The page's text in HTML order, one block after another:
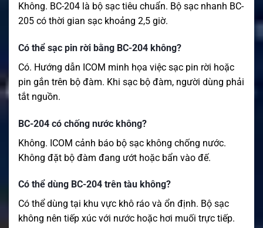
Không. BC-204 là bộ sạc tiêu chuẩn. Bộ sạc nhanh BC-
205 có thời gian sạc khoảng 2,5 giờ.
Có thể sạc pin rời bằng BC-204 không?
Có. Hướng dẫn ICOM minh họa việc sạc pin rời hoặc
pin gắn trên bộ đàm. Khi sạc bộ đàm, người dùng phải
tắt nguồn.
BC-204 có chống nước không?
Không. ICOM cảnh báo bộ sạc không chống nước.
Không đặt bộ đàm đang ướt hoặc bẩn vào đế.
Có thể dùng BC-204 trên tàu không?
Có thể dùng tại khu vực khô ráo và ổn định. Bộ sạc
không nên tiếp xúc với nước hoặc hơi muối trực tiếp.